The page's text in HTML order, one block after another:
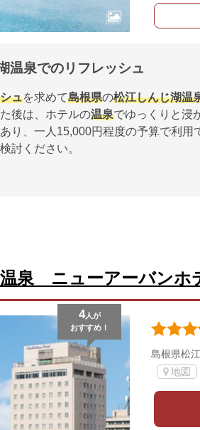
温泉でのリフレッシュ
ュを求めて島根県の松江しんじ湖温
後は、ホテルの温泉でゆっくりと浸
り、一人15,000円程度の予算で利用
討ください。
泉 ニューアーバンホ
4人が
おすすめ！
島根県松
地図